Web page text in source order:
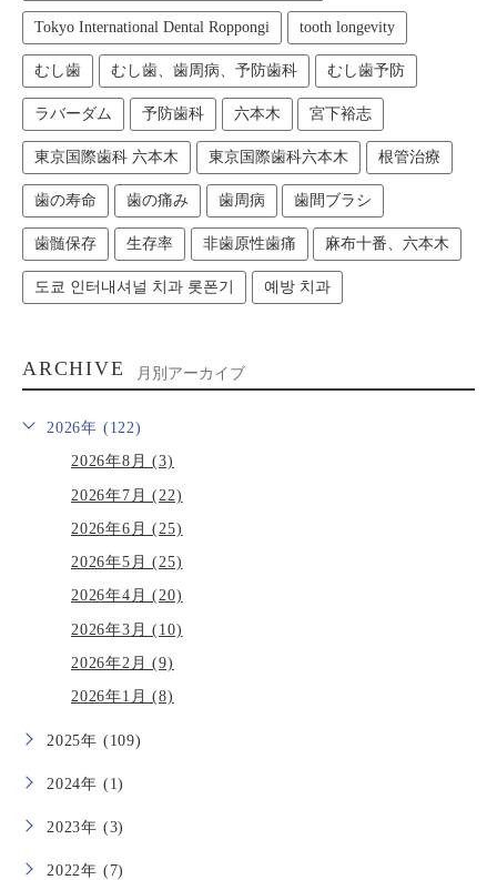
Tokyo International Dental Roppongi tooth longevity
むし歯 むし歯、歯周病、予防歯科 むし歯予防
ラバーダム 予防歯科 六本木 宮下裕志
東京国際歯科 六本木 東京国際歯科六本木 根管治療
歯の寿命 歯の痛み 歯周病 歯間ブラシ
歯髄保存 生存率 非歯原性歯痛 麻布十番、六本木
도쿄 인터내셔널 치과 롯폰기 예방 치과
ARCHIVE 月別アーカイブ
2026年 (122)
2026年8月 (3)
2026年7月 (22)
2026年6月 (25)
2026年5月 (25)
2026年4月 (20)
2026年3月 (10)
2026年2月 (9)
2026年1月 (8)
2025年 (109)
2024年 (1)
2023年 (3)
2022年 (7)